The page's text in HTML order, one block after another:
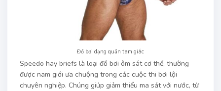
Đồ bơi dạng quần tam giác
Speedo hay briefs là loại đồ bơi ôm sát cơ thể, thường
được nam giới ưa chuộng trong các cuộc thi bơi lội
chuyên nghiệp. Chúng giúp giảm thiểu ma sát với nước, từ